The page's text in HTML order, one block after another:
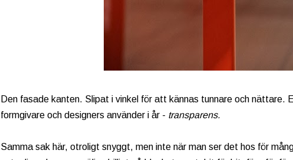
Den fasade kanten. Slipat i vinkel för att kännas tunnare och nättare.
formgivare och designers använder i år - transparens.
Samma sak här, otroligt snyggt, men inte när man ser det hos för